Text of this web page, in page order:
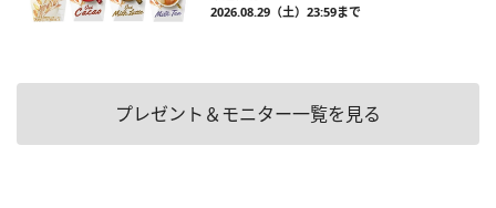
2026.08.29（土）23:59まで
プレゼント＆モニター一覧を見る